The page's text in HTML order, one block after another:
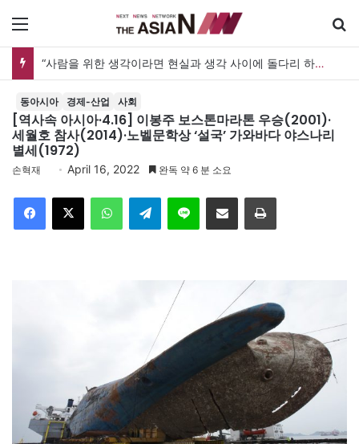
[출판] 표현의 자유는 어디까지 허용되는가…김재형 전 대법관 ‘언론과 인격권’
동아시아 경제-산업 사회
[역사속 아시아·4.16] 이봉주 보스톤마라톤 우승(2001)·
세월호 참사(2014)·노벨문학상 ‘설국’ 가와바다 야스나리
별세(1972)
손혁재 April 16, 2022 완독 약 6 분 소요
Telegram 이메일